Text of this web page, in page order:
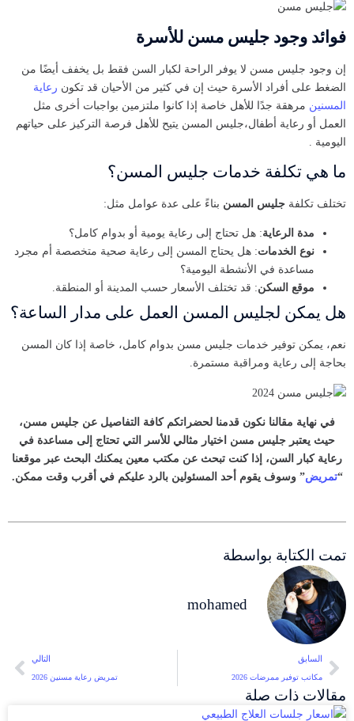
فوائد وجود جليس مسن للأسرة
إن وجود جليس مسن لا يوفر الراحة لكبار السن فقط بل يخفف أيضًا من
الضغط على أفراد الأسرة حيث إن في كثير من الأحيان قد تكون رعاية
المسنين مرهقة جدًا للأهل خاصة إذا كانوا ملتزمين بواجبات أخرى مثل
العمل أو رعاية أطفال،جليس المسن يتيح للأهل فرصة التركيز على حياتهم
اليومية .
ما هي تكلفة خدمات جليس المسن؟
تختلف تكلفة جليس المسن بناءً على عدة عوامل مثل:
مدة الرعاية: هل تحتاج إلى رعاية يومية أو بدوام كامل؟
نوع الخدمات: هل يحتاج المسن إلى رعاية صحية متخصصة أم مجرد
مساعدة في الأنشطة اليومية؟
موقع السكن: قد تختلف الأسعار حسب المدينة أو المنطقة.
هل يمكن لجليس المسن العمل على مدار الساعة؟
نعم، يمكن توفير خدمات جليس مسن بدوام كامل، خاصة إذا كان المسن
بحاجة إلى رعاية ومراقبة مستمرة.
في نهاية مقالنا نكون قدمنا لحضراتكم كافة التفاصيل عن جليس مسن،
حيث يعتبر جليس مسن اختيار مثالي للأسر التي تحتاج إلى مساعدة في
رعاية كبار السن، إذا كنت تبحث عن مكتب معين يمكنك البحث عبر موقعنا
“تمريض” وسوف يقوم أحد المسئولين بالرد عليكم في أقرب وقت ممكن.
تمت الكتابة بواسطة
mohamed
السابق
مكاتب توفير ممرضات 2026
التالي
تمريض رعاية مسنين 2026
مقالات ذات صلة